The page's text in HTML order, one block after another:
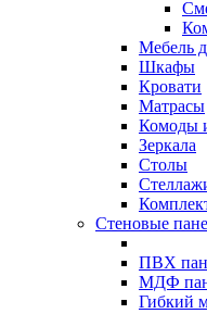
Мебель
Шкафы
Кровати
Матрасы
Комоды
Зеркала
Столы
Стеновые
ПВХ
МДФ
Гибкий